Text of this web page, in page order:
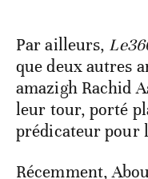
Par ailleurs,
que deux autres
amazigh Rachid
leur tour, porté
prédicateur pour
Récemment,